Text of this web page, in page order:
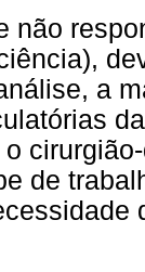
não
a
de